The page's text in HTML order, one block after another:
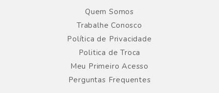
Quem Somos
Trabalhe Conosco
Política de Privacidade
Politica de Troca
Meu Primeiro Acesso
Perguntas Frequentes